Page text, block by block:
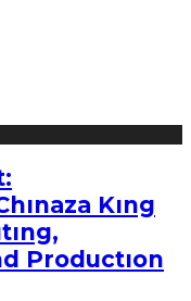
Kıng
Productıon